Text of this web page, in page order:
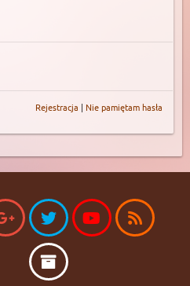
Rejestracja | Nie pamiętam hasła